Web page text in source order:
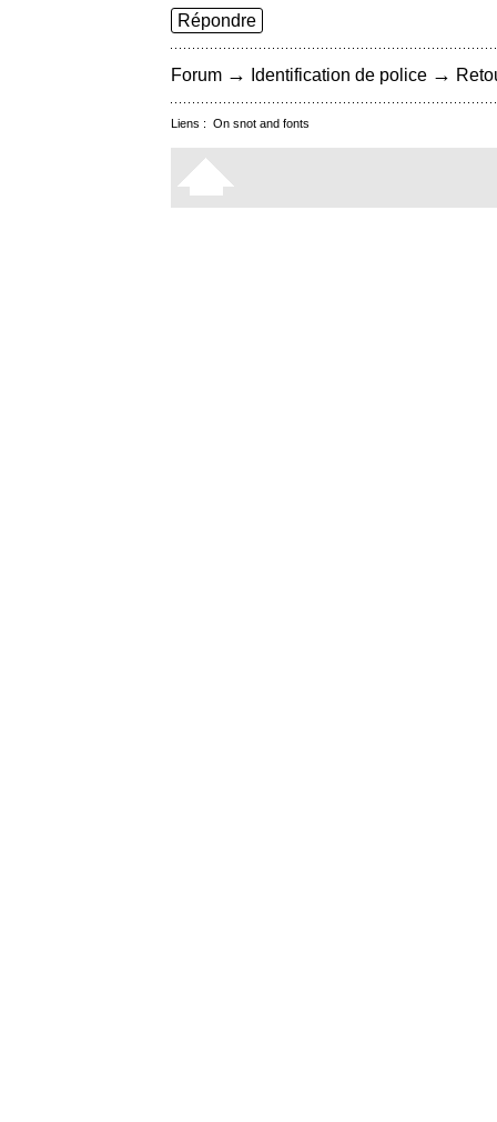
Répondre
Forum → Identification de police →
Liens : On snot and fonts